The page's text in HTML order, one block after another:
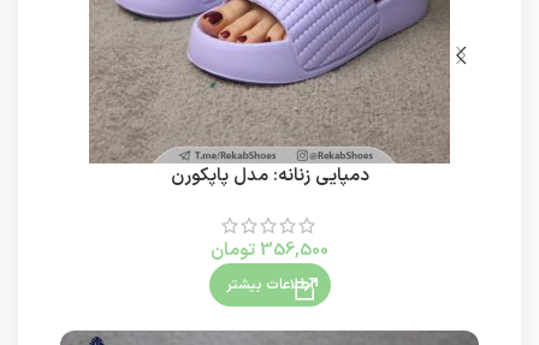
دمپایی زنانه: مدل پاپکورن
356,500 تومان
اطلاعات بیشتر